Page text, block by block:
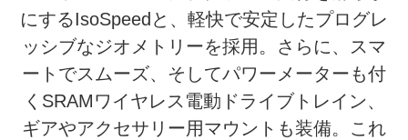
にするIsoSpeedと、軽快で安定したプログレ
ッシブなジオメトリーを採用。さらに、スマ
ートでスムーズ、そしてパワーメーターも付
くSRAMワイヤレス電動ドライブトレイン、
ギアやアクセサリー用マウントも装備。これ